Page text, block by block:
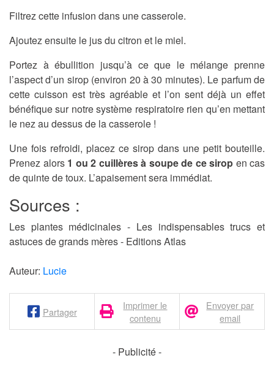
Filtrez cette infusion dans une casserole.
Ajoutez ensuite le jus du citron et le miel.
Portez à ébullition jusqu’à ce que le mélange prenne
l’aspect d’un sirop (environ 20 à 30 minutes). Le parfum de
cette cuisson est très agréable et l’on sent déjà un effet
bénéfique sur notre système respiratoire rien qu’en mettant
le nez au dessus de la casserole !
Une fois refroidi, placez ce sirop dans une petit bouteille.
Prenez alors 1 ou 2 cuillères à soupe de ce sirop en cas
de quinte de toux. L’apaisement sera immédiat.
Sources :
Les plantes médicinales - Les indispensables trucs et
astuces de grands mères - Editions Atlas
Auteur: Lucie
Partager
Imprimer le
contenu
Envoyer par
email
- Publicité -